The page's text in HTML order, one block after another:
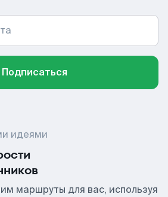
Подписаться
идеями
маршруты для вас, используя